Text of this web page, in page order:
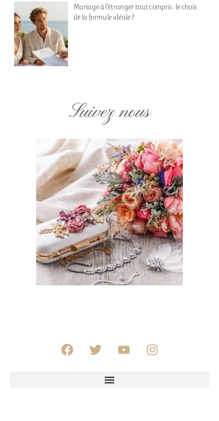
Mariage à l’étranger tout compris : le choix
de la formule idéale ?
Suivez nous